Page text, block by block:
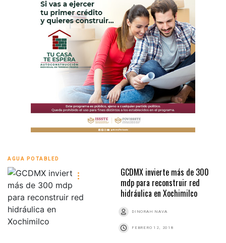
AGUA POTABLED
GCDMX invierte más de 300
mdp para reconstruir red
hidráulica en Xochimilco
DINORAH NAVA
FEBRERO 12, 2018